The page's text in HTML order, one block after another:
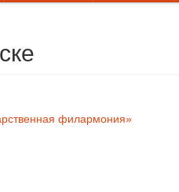
филармония»